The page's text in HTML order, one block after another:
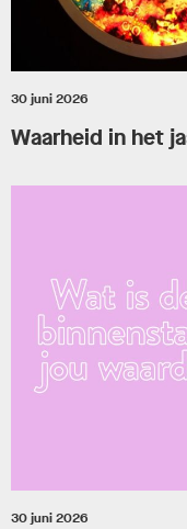
30 juni 2026
Waarheid in het
30 juni 2026